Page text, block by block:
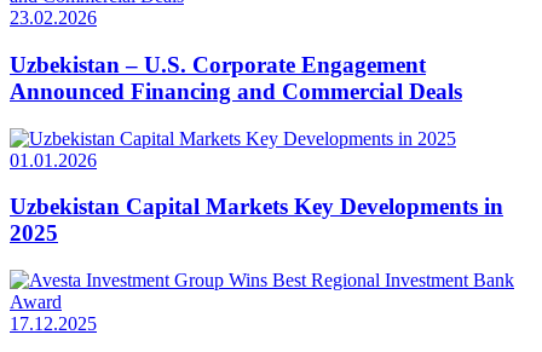
23.02.2026
Uzbekistan – U.S. Corporate Engagement
Announced Financing and Commercial Deals
01.01.2026
Uzbekistan Capital Markets Key Developments in
2025
17.12.2025